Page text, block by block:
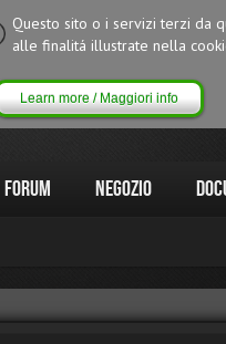
Questo sito o i servizi terzi da
alle finalitá illustrate nella
Learn more / Maggiori info
Forum Negozio